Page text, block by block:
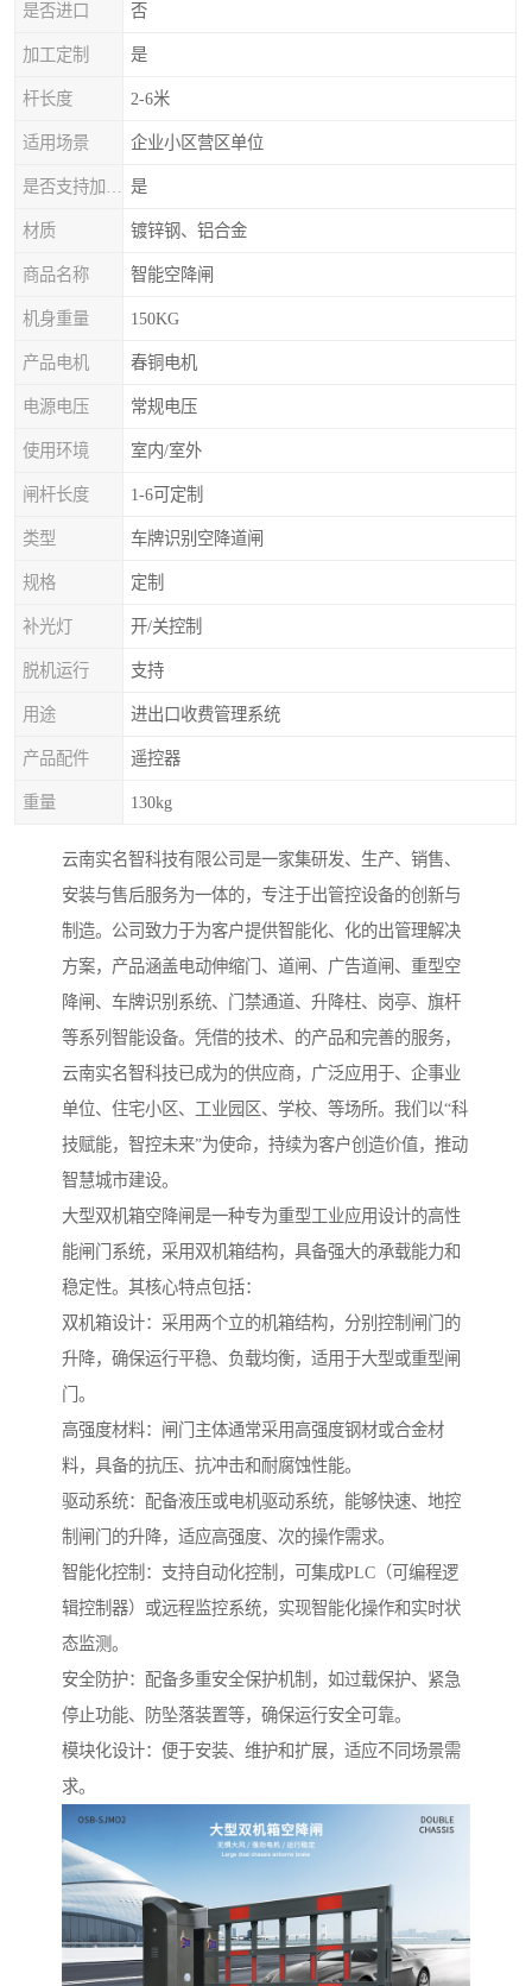
是否进口 否
加工定制 是
杆长度 2-6米
适用场景 企业小区营区单位
是
材质 镀锌钢、铝合金
商品名称 智能空降闸
机身重量 150KG
产品电机 春铜电机
电源电压 常规电压
使用环境 室内/室外
闸杆长度 1-6可定制
类型 车牌识别空降道闸
规格 定制
补光灯 开/关控制
脱机运行 支持
用途 进出口收费管理系统
产品配件 遥控器
重量 130kg
云南实名智科技有限公司是一家集研发、生产、销售、
安装与售后服务为一体的，专注于出管控设备的创新与
制造。公司致力于为客户提供智能化、化的出管理解决
方案，产品涵盖电动伸缩门、道闸、广告道闸、重型空
降闸、车牌识别系统、门禁通道、升降柱、岗亭、旗杆
等系列智能设备。凭借的技术、的产品和完善的服务，
云南实名智科技已成为的供应商，广泛应用于、企事业
单位、住宅小区、工业园区、学校、等场所。我们以“科
技赋能，智控未来”为使命，持续为客户创造价值，推动
智慧城市建设。
大型双机箱空降闸是一种专为重型工业应用设计的高性
能闸门系统，采用双机箱结构，具备强大的承载能力和
稳定性。其核心特点包括：
双机箱设计：采用两个立的机箱结构，分别控制闸门的
升降，确保运行平稳、负载均衡，适用于大型或重型闸
门。
高强度材料：闸门主体通常采用高强度钢材或合金材
料，具备的抗压、抗冲击和耐腐蚀性能。
驱动系统：配备液压或电机驱动系统，能够快速、地控
制闸门的升降，适应高强度、次的操作需求。
智能化控制：支持自动化控制，可集成PLC（可编程逻
辑控制器）或远程监控系统，实现智能化操作和实时状
态监测。
安全防护：配备多重安全保护机制，如过载保护、紧急
停止功能、防坠落装置等，确保运行安全可靠。
模块化设计：便于安装、维护和扩展，适应不同场景需
求。